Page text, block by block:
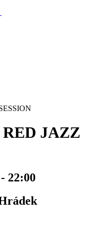
RED JAZZ
22:00